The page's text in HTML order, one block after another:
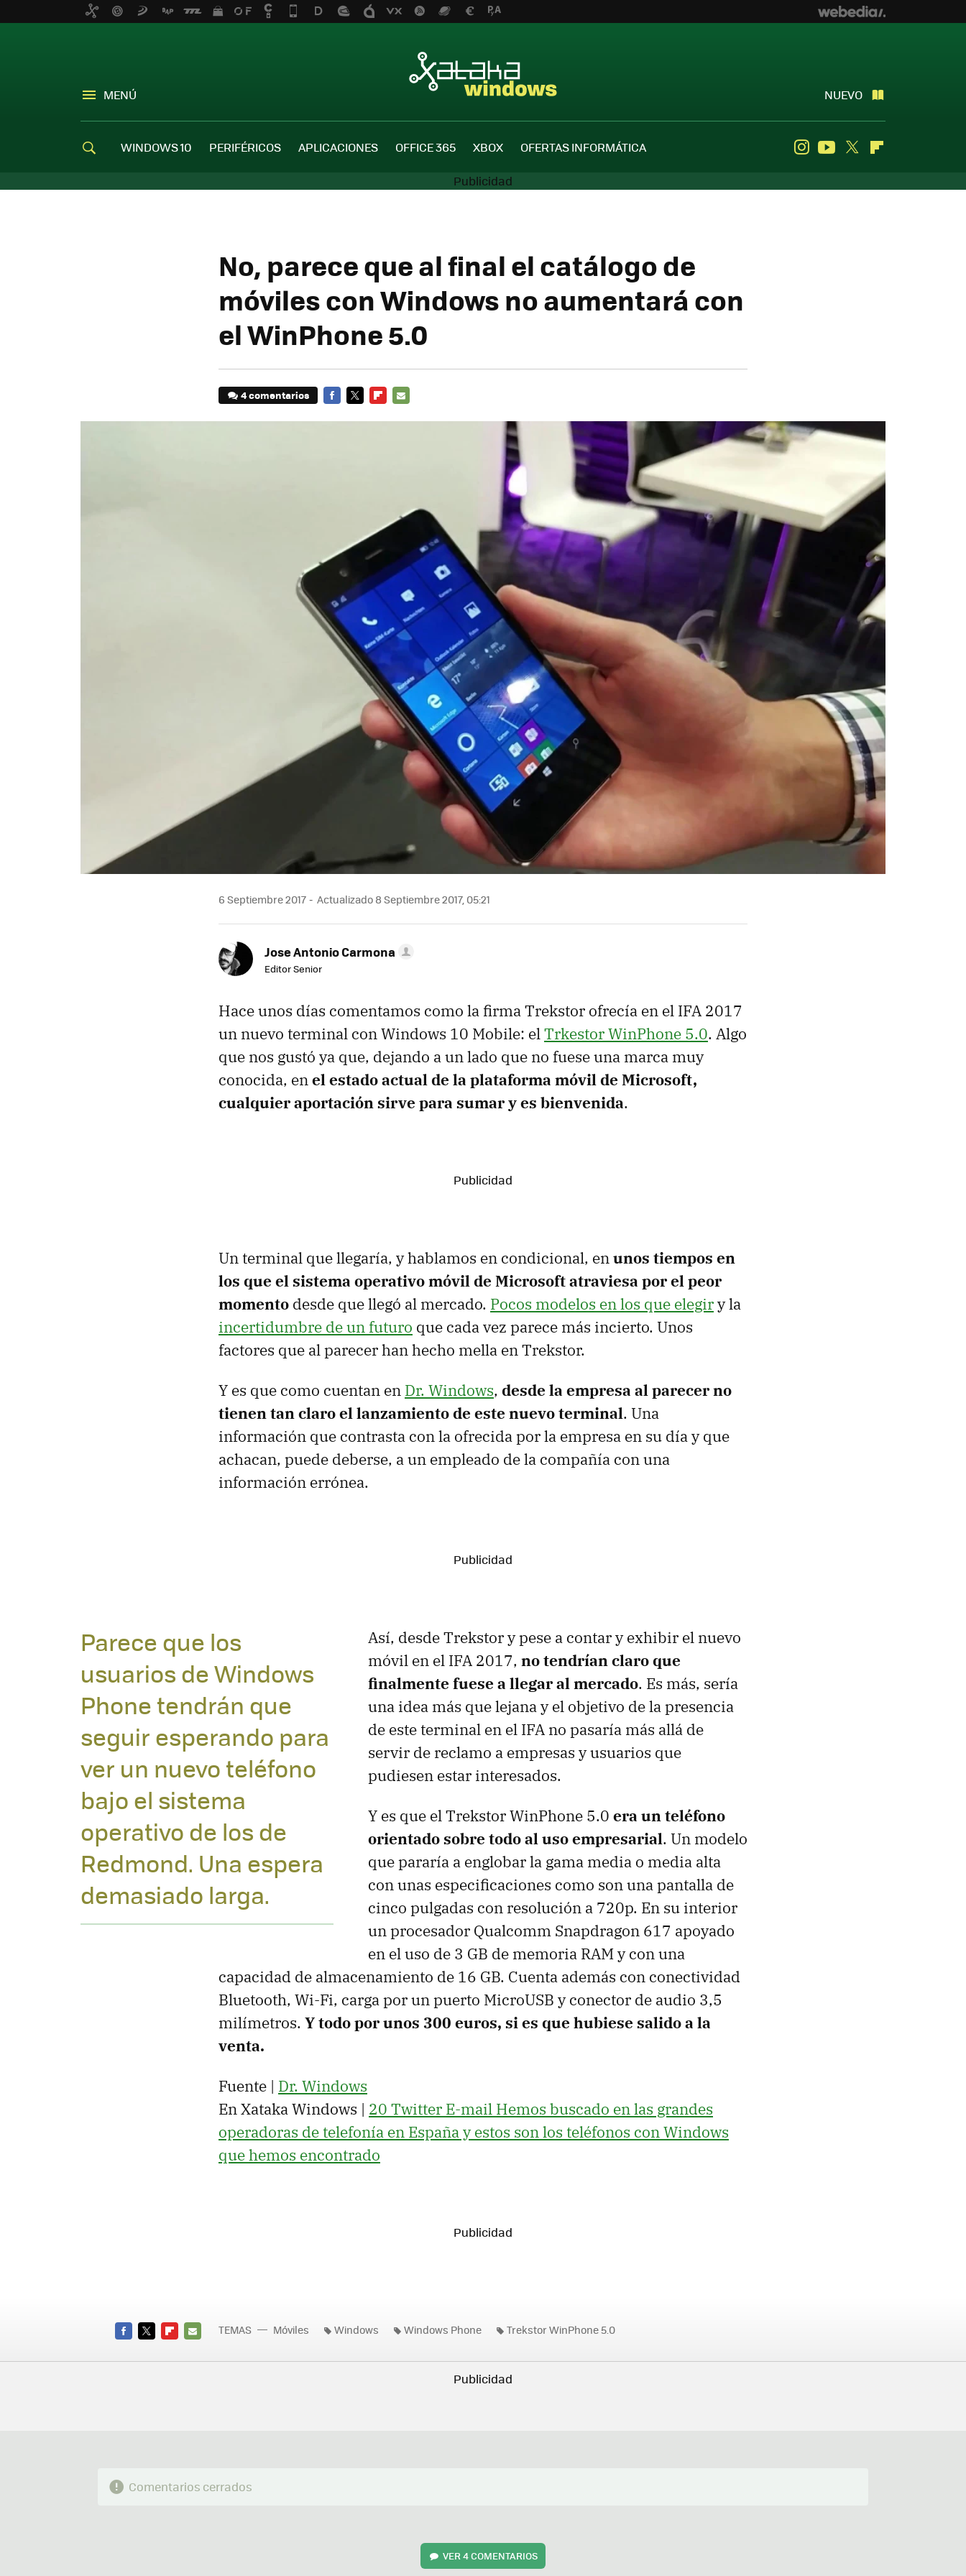
MENÚ NUEVO
WINDOWS 10 PERIFÉRICOS APLICACIONES OFFICE 365 XBOX OFERTAS INFORMÁTICA InstagramYoutube
Twitter
No, parece que al final el catálogo de
móviles con Windows no aumentará con
el WinPhone 5.0
4 comentarios
6 Septiembre 2017 Actualizado 8 Septiembre 2017, 05:21
Jose Antonio Carmona
Editor Senior
Hace unos días comentamos como la firma Trekstor ofrecía en el IFA 2017
un nuevo terminal con Windows 10 Mobile: elTrkestor WinPhone 5.0. Algo
que nos gustó ya que, dejando a un lado que no fuese una marca muy
conocida, enel estado actual de la plataforma móvil de Microsoft,
cualquier aportación sirve para sumar y es bienvenida.
Un terminal que llegaría, y hablamos en condicional, enunos tiempos en
los que el sistema operativo móvil de Microsoft atraviesa por el peor
momento desde que llegó al mercado. Pocos modelos en los que elegiry la
incertidumbre de un futuro que cada vez parece más incierto. Unos
factores que al parecer han hecho mella en Trekstor.
Y es que como cuentan en Dr. Windows, desde la empresa al parecer no
tienen tan claro el lanzamiento de este nuevo terminal. Una
información que contrasta con la ofrecida por la empresa en su día y que
achacan, puede deberse, a un empleado de la compañía con una
información errónea.
Parece que los
usuarios de Windows
Phone tendrán que
seguir esperando para
ver un nuevo teléfono
bajo el sistema
operativo de los de
Redmond. Una espera
demasiado larga.
Así, desde Trekstor y pese a contar y exhibir el nuevo
móvil en el IFA 2017, no tendrían claro que
finalmente fuese a llegar al mercado. Es más, sería
una idea más que lejana y el objetivo de la presencia
de este terminal en el IFA no pasaría más allá de
servir de reclamo a empresas y usuarios que
pudiesen estar interesados.
Y es que el Trekstor WinPhone 5.0 era un teléfono
orientado sobre todo al uso empresarial. Un modelo
que pararía a englobar la gama media o media alta
con unas especificaciones como son una pantalla de
cinco pulgadas con resolución a 720p. En su interior
un procesador Qualcomm Snapdragon 617 apoyado
en el uso de 3 GB de memoria RAM y con una
capacidad de almacenamiento de 16 GB. Cuenta además con conectividad
Bluetooth, Wi-Fi, carga por un puerto MicroUSB y conector de audio 3,5
milímetros. Y todo por unos 300 euros, si es que hubiese salido a la
venta.
Fuente | Dr. Windows
En Xataka Windows | 20 Twitter E-mail Hemos buscado en las grandes
operadoras de telefonía en España y estos son los teléfonos con Windows
que hemos encontrado
MAIL
TEMAS Móviles Windows Windows Phone Trekstor WinPhone 5.0
Comentarios cerrados
VER4 COMENTARIOS